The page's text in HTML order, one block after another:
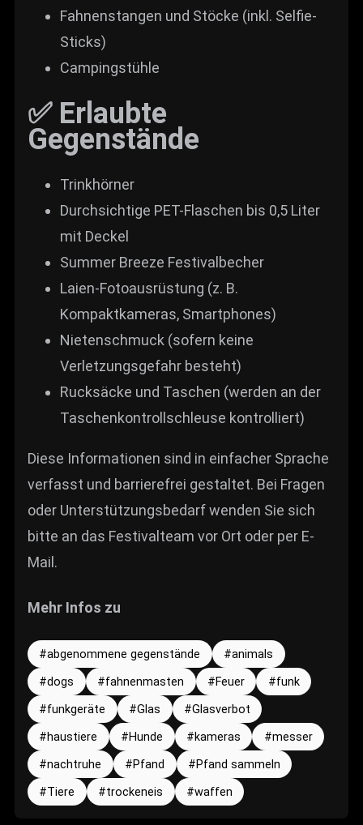
Fahnenstangen und Stöcke (inkl. Selfie-
Sticks)
Campingstühle
✅ Erlaubte
Gegenstände
Trinkhörner
Durchsichtige PET-Flaschen bis 0,5 Liter
mit Deckel
Summer Breeze Festivalbecher
Laien-Fotoausrüstung (z. B.
Kompaktkameras, Smartphones)
Nietenschmuck (sofern keine
Verletzungsgefahr besteht)
Rucksäcke und Taschen (werden an der
Taschenkontrollschleuse kontrolliert)
Diese Informationen sind in einfacher Sprache
verfasst und barrierefrei gestaltet. Bei Fragen
oder Unterstützungsbedarf wenden Sie sich
bitte an das Festivalteam vor Ort oder per E-
Mail.
Mehr Infos zu
abgenommene gegenstände
animals
dogs
fahnenmasten Feuer
funk
funkgeräte
Glas
Glasverbot
haustiere
Hunde kameras
messer
nachtruhe
Pfand
Pfand sammeln
Tiere
trockeneis waffen